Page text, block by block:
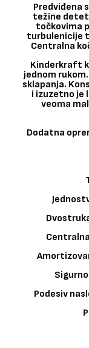
Predviđena
težine
točkovima
turbulenicije
Centralna
Kinderkraft
jednom
sklapanja.
i izuzetno je
veoma
Dodatna
Podesiv